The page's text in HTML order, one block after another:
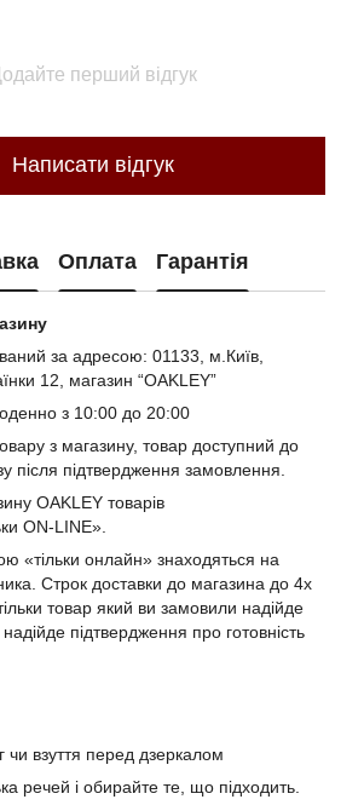
перший відгук
Написати відгук
Оплата Гарантія
за адресою: 01133, м.Київ,
12, магазин “OAKLEY”
з 10:00 до 20:00
з магазину, товар доступний до
після підтвердження замовлення.
OAKLEY товарів
ON-LINE».
«тільки онлайн» знаходяться на
Строк доставки до магазина до 4х
товар який ви замовили надійде
підтвердження про готовність
чи взуття перед дзеркалом
речей і обирайте те, що підходить.